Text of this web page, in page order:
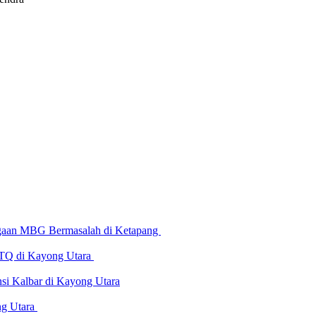
MBG Bermasalah di Ketapang
di Kayong Utara
Kalbar di Kayong Utara
Utara